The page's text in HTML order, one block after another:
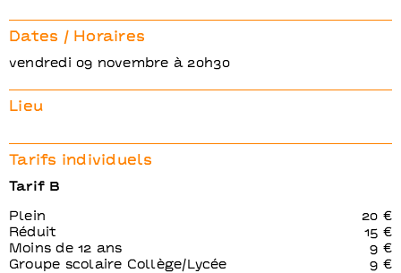
Dates / Horaires
vendredi 09 novembre à 20h30
Lieu
Tarifs individuels
Tarif B
Plein
20 €
Réduit
15 €
Moins de 12 ans
9 €
Groupe scolaire Collège/Lycée
9 €